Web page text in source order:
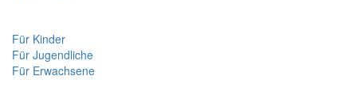
Für Kinder
Für Jugendliche
Für Erwachsene